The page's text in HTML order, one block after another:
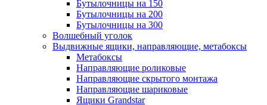
Бутылочницы на 150
Бутылочницы на 200
Бутылочницы на 300
Волшебный уголок
Выдвижные ящики, направляющие, метабоксы
Метабоксы
Направляющие роликовые
Направляющие скрытого монтажа
Направляющие шариковые
Ящики Grandstar